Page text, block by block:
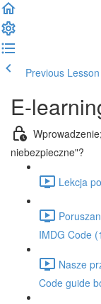
Previous Lesson
E-
niebezpieczne"?
Lekcja
IMDG Code
Nasze
Code guide